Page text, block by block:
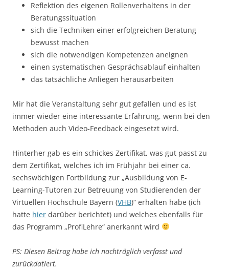
Reflektion des eigenen Rollenverhaltens in der
Beratungssituation
sich die Techniken einer erfolgreichen Beratung
bewusst machen
sich die notwendigen Kompetenzen aneignen
einen systematischen Gesprächsablauf einhalten
das tatsächliche Anliegen herausarbeiten
Mir hat die Veranstaltung sehr gut gefallen und es ist
immer wieder eine interessante Erfahrung, wenn bei den
Methoden auch Video-Feedback eingesetzt wird.
Hinterher gab es ein schickes Zertifikat, was gut passt zu
dem Zertifikat, welches ich im Frühjahr bei einer ca.
sechswöchigen Fortbildung zur „Ausbildung von E-
Learning-Tutoren zur Betreuung von Studierenden der
Virtuellen Hochschule Bayern (VHB)“ erhalten habe (ich
hatte hier darüber berichtet) und welches ebenfalls für
das Programm „ProfiLehre“ anerkannt wird
PS: Diesen Beitrag habe ich nachträglich verfasst und
zurückdatiert.